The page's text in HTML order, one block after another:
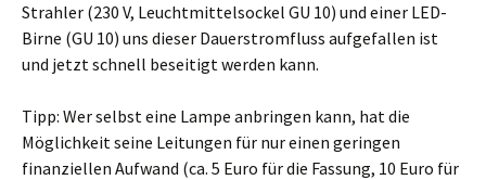
Strahler (230 V, Leuchtmittelsockel GU 10) und einer LED-
Birne (GU 10) uns dieser Dauerstromfluss aufgefallen ist
und jetzt schnell beseitigt werden kann.
Tipp: Wer selbst eine Lampe anbringen kann, hat die
Möglichkeit seine Leitungen für nur einen geringen
finanziellen Aufwand (ca. 5 Euro für die Fassung, 10 Euro für